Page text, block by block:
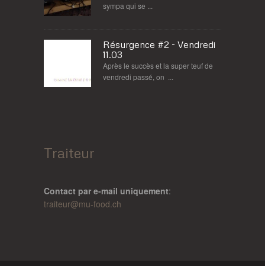
sympa qui se ...
Résurgence #2 - Vendredi
11.03
Après le succès et la super teuf de
vendredi passé, on ...
Traiteur
Contact par e-mail uniquement:
traiteur@mu-food.ch